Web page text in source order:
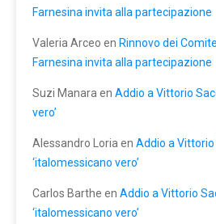
Farnesina invita alla partecipazione
Valeria Arceo en Rinnovo dei
Farnesina invita alla partecipazione
Suzi Manara en Addio a Vittorio
vero’
Alessandro Loria en Addio a Vittorio
‘italomessicano vero’
Carlos Barthe en Addio a Vittorio
‘italomessicano vero’